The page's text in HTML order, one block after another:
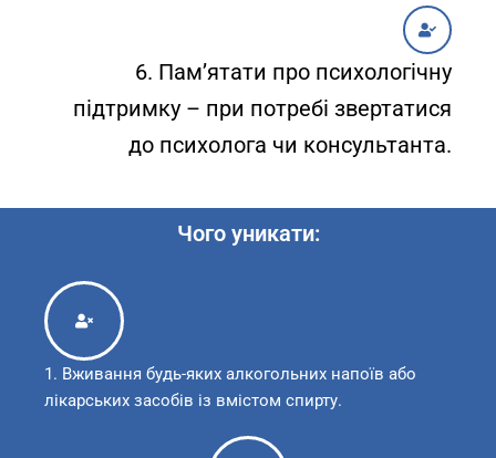
6. Пам’ятати про психологічну
підтримку – при потребі звертатися
до психолога чи консультанта.
Чого уникати:
1. Вживання будь-яких алкогольних напоїв або
лікарських засобів із вмістом спирту.